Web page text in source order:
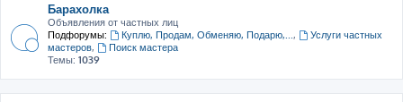
Барахолка
Объявления от частных лиц
Подфорумы:
Куплю, Продам, Обменяю, Подарю,...,
Услуги частных
мастеров,
Поиск мастера
Темы: 1039